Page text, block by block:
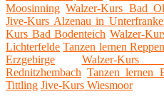
Moosinning Walzer-Kurs Bad
Jive-Kurs Alzenau in
Kurs Bad Bodenteich Walzer-
Lichterfelde Tanzen lernen
Erzgebirge
Walzer-Kurs
Rednitzhembach Tanzen lernen
Tittling Jive-Kurs Wiesmoor